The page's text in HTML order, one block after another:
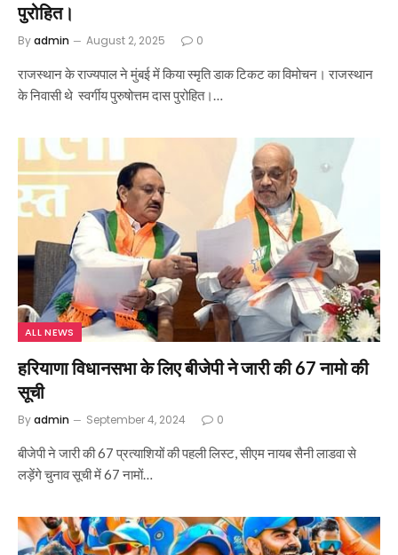
पुरोहित।
Byadmin August 2, 2025 0
राजस्थान के राज्यपाल ने मुंबई में किया स्मृति डाक टिकट का विमोचन। राजस्थान
के निवासी थे स्वर्गीय पुरुषोत्तम दास पुरोहित।…
ALL NEWS
हरियाणा विधानसभा के लिए बीजेपी ने जारी की 67 नामो की
सूची
Byadmin September 4, 2024 0
बीजेपी ने जारी की 67 प्रत्याशियों की पहली लिस्ट, सीएम नायब सैनी लाडवा से
लड़ेंगे चुनाव सूची में 67 नामों…